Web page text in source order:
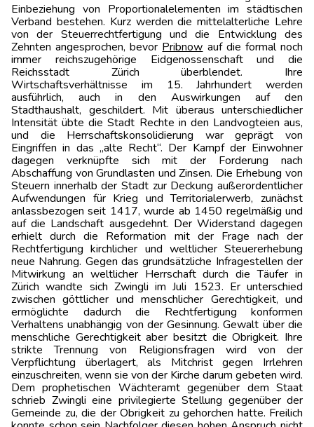
Einbeziehung von Proportionalelementen im städtischen
Verband bestehen. Kurz werden die mittelalterliche Lehre
von der Steuerrechtfertigung und die Entwicklung des
Zehnten angesprochen, bevor Pribnow auf die formal noch
immer reichszugehörige Eidgenossenschaft und die
Reichsstadt Zürich überblendet. Ihre
Wirtschaftsverhältnisse im 15. Jahrhundert werden
ausführlich, auch in den Auswirkungen auf den
Stadthaushalt, geschildert. Mit überaus unterschiedlicher
Intensität übte die Stadt Rechte in den Landvogteien aus,
und die Herrschaftskonsolidierung war geprägt von
Eingriffen in das „alte Recht“. Der Kampf der Einwohner
dagegen verknüpfte sich mit der Forderung nach
Abschaffung von Grundlasten und Zinsen. Die Erhebung von
Steuern innerhalb der Stadt zur Deckung außerordentlicher
Aufwendungen für Krieg und Territorialerwerb, zunächst
anlassbezogen seit 1417, wurde ab 1450 regelmäßig und
auf die Landschaft ausgedehnt. Der Widerstand dagegen
erhielt durch die Reformation mit der Frage nach der
Rechtfertigung kirchlicher und weltlicher Steuererhebung
neue Nahrung. Gegen das grundsätzliche Infragestellen der
Mitwirkung an weltlicher Herrschaft durch die Täufer in
Zürich wandte sich Zwingli im Juli 1523. Er unterschied
zwischen göttlicher und menschlicher Gerechtigkeit, und
ermöglichte dadurch die Rechtfertigung konformen
Verhaltens unabhängig von der Gesinnung. Gewalt über die
menschliche Gerechtigkeit aber besitzt die Obrigkeit. Ihre
strikte Trennung von Religionsfragen wird von der
Verpflichtung überlagert, als Mitchrist gegen Irrlehren
einzuschreiten, wenn sie von der Kirche darum gebeten wird.
Dem prophetischen Wächteramt gegenüber dem Staat
schrieb Zwingli eine privilegierte Stellung gegenüber der
Gemeinde zu, die der Obrigkeit zu gehorchen hatte. Freilich